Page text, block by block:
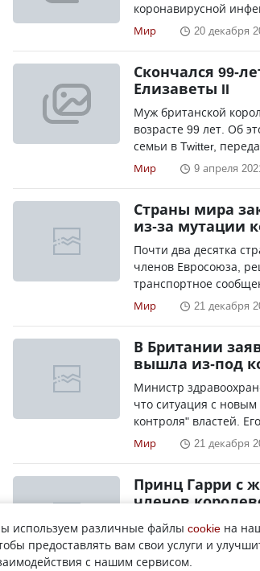
коронавирусной
Мир 20 декабря
Скончался 99-
Елизаветы II
Муж британской
возрасте 99 лет. Об
семьи в Twitter,
Мир 9 апреля
Страны мира
из-за мутации
Почти два десятка
членов Евросоюза,
транспортное
Мир 21 декабря
В Британии
вышла из-под
Министр
что ситуация с
контроля" властей.
Мир 21 декабря
Принц Гарри с
членов
Британский принц
приняли решение
положенных им по
используем различные файлы cookie на
предоставлять вам свои услуги и
с нашим сервисом.